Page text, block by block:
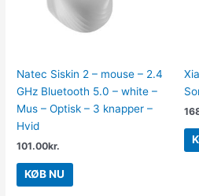
Natec Siskin 2 – mouse – 2.4
GHz Bluetooth 5.0 – white –
Mus – Optisk – 3 knapper –
Hvid
101.00kr.
KØB NU